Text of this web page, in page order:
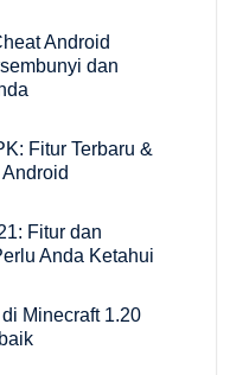
Android
dan
Fitur Terbaru &
Fitur dan
Anda Ketahui
Minecraft 1.20